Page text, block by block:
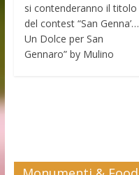
si contenderanno il titolo
del contest “San Genna’…
Un Dolce per San
Gennaro” by Mulino